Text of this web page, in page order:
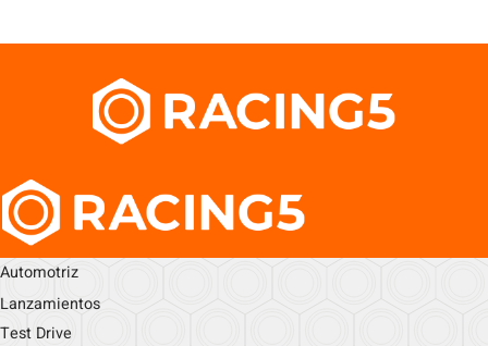
Automotriz
Lanzamientos
Test Drive